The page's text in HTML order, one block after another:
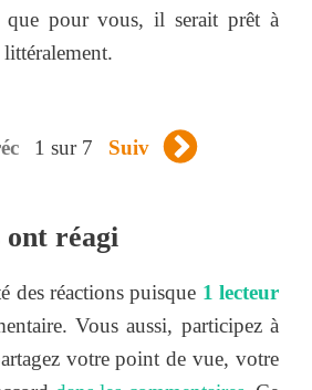
que pour vous, il serait prêt à
1 sur 7 Suiv
ont réagi
des réactions puisque 1 lecteur
Vous aussi, participez à
votre point de vue, votre